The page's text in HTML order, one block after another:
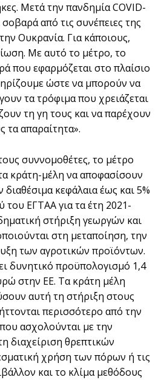
Μετά την πανδημία COVID-
από τις συνέπειες της
Ουκρανία. Για κάποιους,
Με αυτό το μέτρο, το
που εφαρμόζεται στο πλαίσιο
ώστε να μπορούν να
τα τρόφιμα που χρειάζεται
τη γη τους και να παρέχουν
τα απαραίτητα».
συννομοθέτες, το μέτρο
κράτη-μέλη να αποφασίσουν
κεφάλαια έως και 5%
ΕΓΤΑΑ για τα έτη 2021-
στήριξη γεωργών και
στη μεταποίηση, την
των αγροτικών προϊόντων.
δυνητικό προϋπολογισμό 1,4
στην ΕΕ. Τα κράτη μέλη
αυτή τη στήριξη στους
περισσότερο από την
ασχολούνται με την
διαχείριση θρεπτικών
χρήση των πόρων ή τις
και το κλίμα μεθόδους